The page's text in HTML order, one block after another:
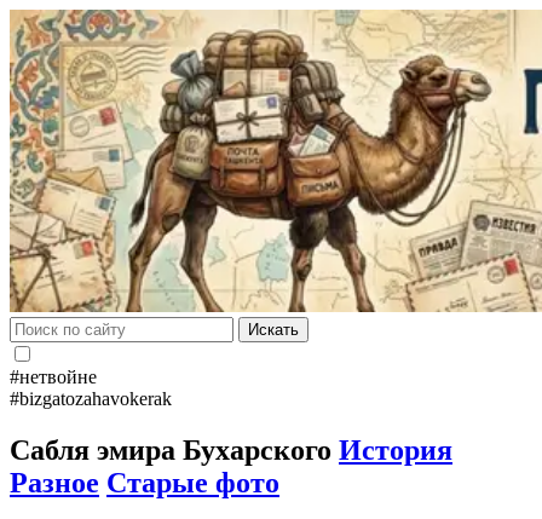
Искать
#нетвойне
#bizgatozahavokerak
Сабля эмира Бухарского История
Разное Старые фото